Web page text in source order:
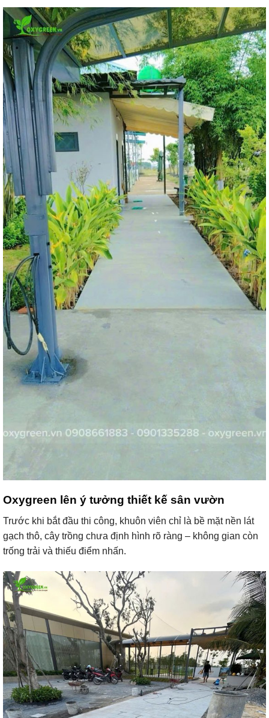
Oxygreen lên ý tưởng thiết kế sân vườn
Trước khi bắt đầu thi công, khuôn viên chỉ là bề mặt nền lát
gạch thô, cây trồng chưa định hình rõ ràng – không gian còn
trống trải và thiếu điểm nhấn.